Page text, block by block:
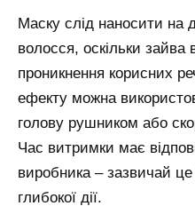
Маску слід наносити на
волосся, оскільки
проникнення корисних
ефекту можна
голову рушником або
Час витримки має
виробника – зазвичай
глибокої дії.